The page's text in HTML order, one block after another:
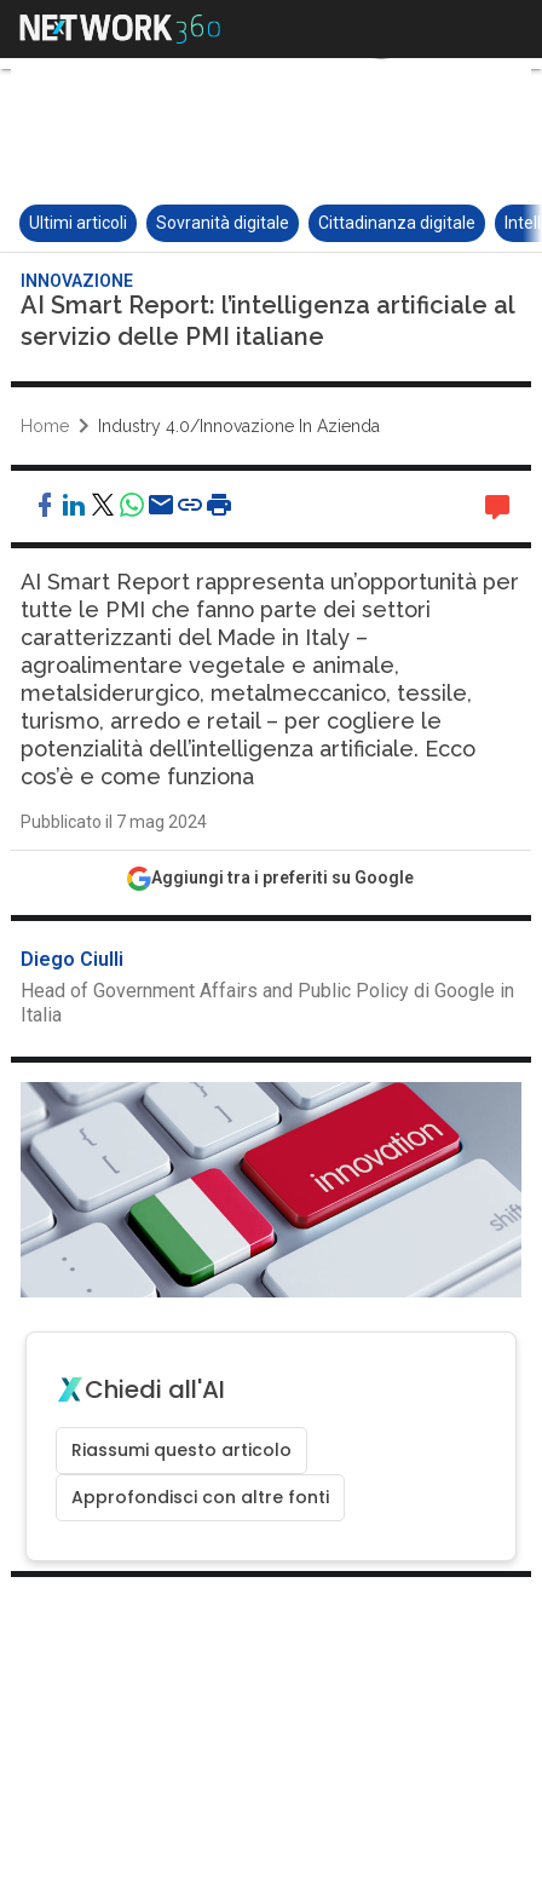
Ultimi articoli Sovranità digitale Cittadinanza digitale
INNOVAZIONE
AI Smart Report: l’intelligenza artificiale al
servizio delle PMI italiane
Home Industry 4.0/Innovazione In Azienda
AI Smart Report rappresenta un’opportunità per
tutte le PMI che fanno parte dei settori
caratterizzanti del Made in Italy –
agroalimentare vegetale e animale,
metalsiderurgico, metalmeccanico, tessile,
turismo, arredo e retail – per cogliere le
potenzialità dell’intelligenza artificiale. Ecco
cos’è e come funziona
Pubblicato il 7 mag 2024
Aggiungi tra i preferiti su Google
Diego Ciulli
Head of Government Affairs and Public Policy di Google in
Italia
Chiedi all'AI
Riassumi questo articolo
Approfondisci con altre fonti